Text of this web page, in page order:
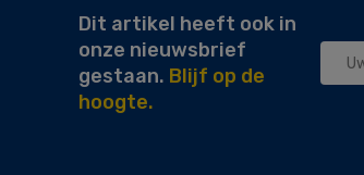
Dit artikel heeft ook in
onze nieuwsbrief
gestaan. Blijf op de
hoogte.